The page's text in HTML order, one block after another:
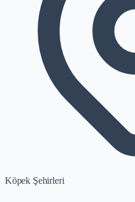
Köpek Şehirleri